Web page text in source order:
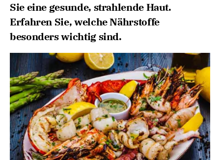
Sie eine gesunde, strahlende Haut.
Erfahren Sie, welche Nährstoffe
besonders wichtig sind.